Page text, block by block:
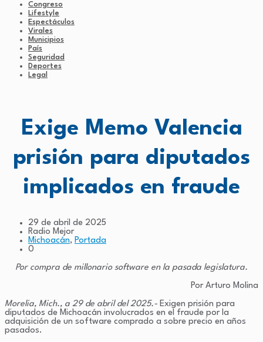
Congreso
Lifestyle
Espectáculos
Virales
Municipios
País
Seguridad
Deportes
Legal
Exige Memo Valencia
prisión para diputados
implicados en fraude
29 de abril de 2025
Radio Mejor
Michoacán, Portada
0
Por compra de millonario software en la pasada legislatura.
Por Arturo Molina
Morelia, Mich., a 29 de abril del 2025.- Exigen prisión para
diputados de Michoacán involucrados en el fraude por la
adquisición de un software comprado a sobre precio en años
pasados.